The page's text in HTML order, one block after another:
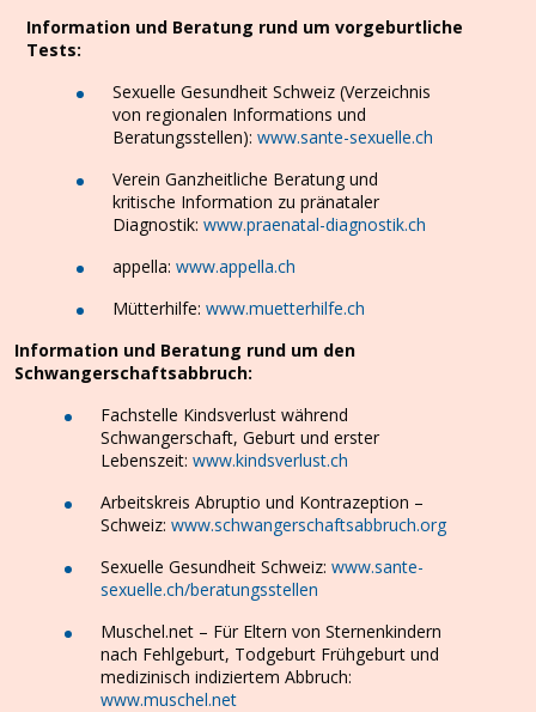
Information und Beratung rund um vorgeburtliche
Tests:
Sexuelle Gesundheit Schweiz (Verzeichnis
von regionalen Informations und
Beratungsstellen): www.sante-sexuelle.ch
Verein Ganzheitliche Beratung und
kritische Information zu pränataler
Diagnostik: www.praenatal-diagnostik.ch
appella: www.appella.ch
Mütterhilfe: www.muetterhilfe.ch
Information und Beratung rund um den
Schwangerschaftsabbruch:
Fachstelle Kindsverlust während
Schwangerschaft, Geburt und erster
Lebenszeit: www.kindsverlust.ch
Arbeitskreis Abruptio und Kontrazeption –
Schweiz: www.schwangerschaftsabbruch.org
Sexuelle Gesundheit Schweiz: www.sante-
sexuelle.ch/beratungsstellen
Muschel.net – Für Eltern von Sternenkindern
nach Fehlgeburt, Todgeburt Frühgeburt und
medizinisch indiziertem Abbruch:
www.muschel.net